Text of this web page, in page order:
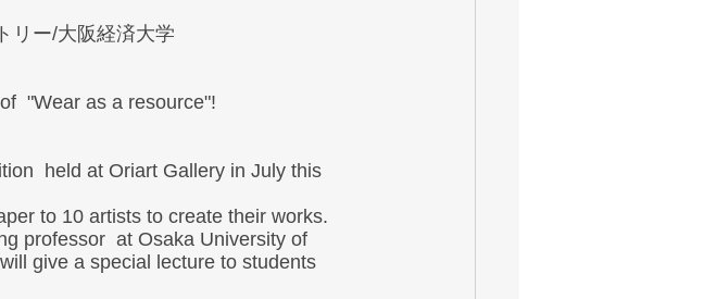
リー/大阪経済大学
"Wear as a resource"!
held at Oriart Gallery in July this
to 10 artists to create their works.
professor  at Osaka University of
give a special lecture to students